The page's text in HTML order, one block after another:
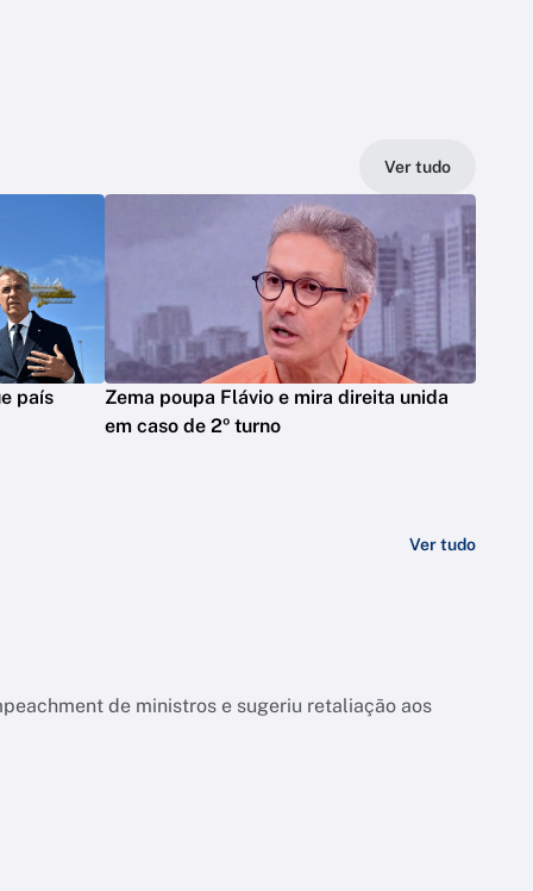
Ver tudo
país
Zema poupa Flávio e mira direita unida
em caso de 2º turno
Ver tudo
de ministros e sugeriu retaliação aos